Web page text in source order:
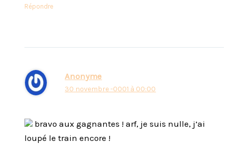
Répondre
Anonyme
30 novembre -0001 à 00:00
bravo aux gagnantes ! arf, je suis nulle, j’ai
loupé le train encore !